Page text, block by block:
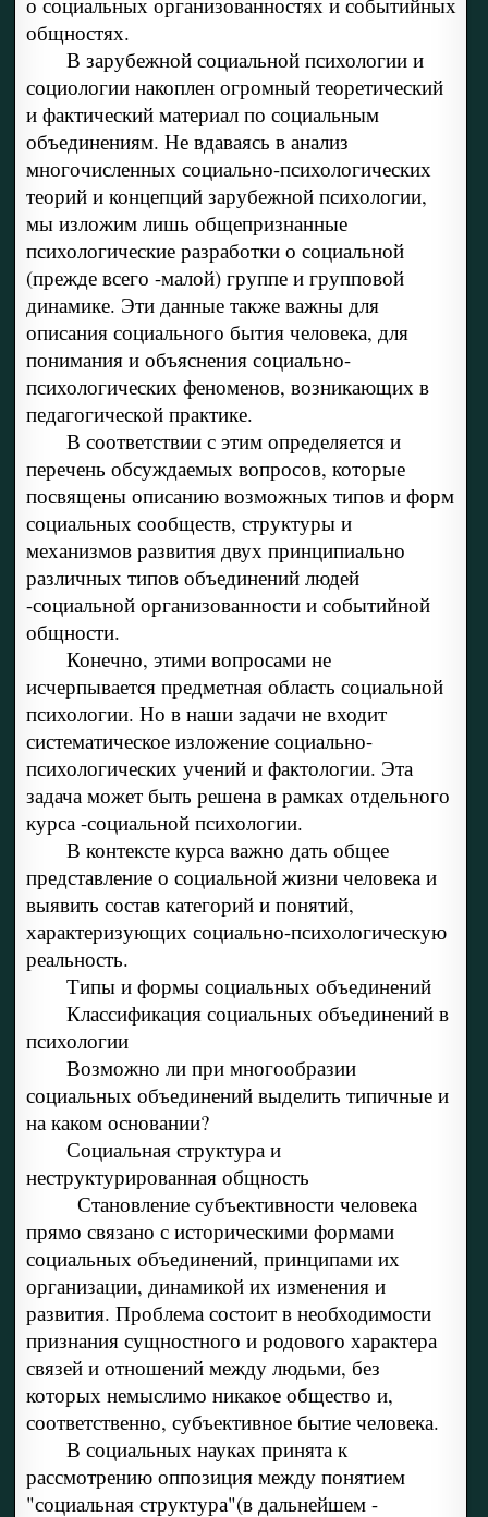
общностях.
В зарубежной социальной психологии и
социологии накоплен огромный теоретический
и фактический материал по социальным
объединениям. Не вдаваясь в анализ
многочисленных социально-психологических
теорий и концепций зарубежной психологии,
мы изложим лишь общепризнанные
психологические разработки о социальной
(прежде всего -малой) группе и групповой
динамике. Эти данные также важны для
описания социального бытия человека, для
понимания и объяснения социально-
психологических феноменов, возникающих в
педагогической практике.
В соответствии с этим определяется и
перечень обсуждаемых вопросов, которые
посвящены описанию возможных типов и форм
социальных сообществ, структуры и
механизмов развития двух принципиально
различных типов объединений людей
-социальной организованности и событийной
общности.
Конечно, этими вопросами не
исчерпывается предметная область социальной
психологии. Но в наши задачи не входит
систематическое изложение социально-
психологических учений и фактологии. Эта
задача может быть решена в рамках отдельного
курса -социальной психологии.
В контексте курса важно дать общее
представление о социальной жизни человека и
выявить состав категорий и понятий,
характеризующих социально-психологическую
реальность.
Типы и формы социальных объединений
Классификация социальных объединений в
психологии
Возможно ли при многообразии
социальных объединений выделить типичные и
на каком основании?
Социальная структура и
неструктурированная общность
Становление субъективности человека
прямо связано с историческими формами
социальных объединений, принципами их
организации, динамикой их изменения и
развития. Проблема состоит в необходимости
признания сущностного и родового характера
связей и отношений между людьми, без
которых немыслимо никакое общество и,
соответственно, субъективное бытие человека.
В социальных науках принята к
рассмотрению оппозиция между понятием
"социальная структура"(в дальнейшем -